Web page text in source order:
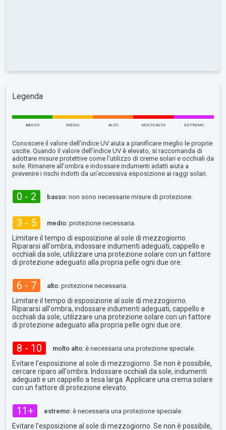
Legenda
BASSO MEDIO ALTO MOLTO ALTO ESTREMO
Conoscere il valore dell'indice UV aiuta a pianificare meglio le proprie
uscite. Quando il valore dell'indice UV è elevato, si raccomanda di
adottare misure protettive come l'utilizzo di creme solari e occhiali da
sole. Rimanere all'ombra e indossare indumenti adatti aiuta a
prevenire i rischi indotti da un’eccessiva esposizione ai raggi solari.
0 - 2 basso: non sono necessarie misure di protezione.
3 - 5 medio: protezione necessaria.
Limitare il tempo di esposizione al sole di mezzogiorno.
Ripararsi all'ombra, indossare indumenti adeguati, cappello e
occhiali da sole, utilizzare una protezione solare con un fattore
di protezione adeguato alla propria pelle ogni due ore.
6 - 7 alto: protezione necessaria.
Limitare il tempo di esposizione al sole di mezzogiorno.
Ripararsi all'ombra, indossare indumenti adeguati, cappello e
occhiali da sole, utilizzare una protezione solare con un fattore
di protezione adeguato alla propria pelle ogni due ore.
8 - 10 molto alto: è necessaria una protezione speciale.
Evitare l'esposizione al sole di mezzogiorno. Se non è possibile,
cercare riparo all'ombra. Indossare occhiali da sole, indumenti
adeguati e un cappello a tesa larga. Applicare una crema solare
con un fattore di protezione elevato.
11+ estremo: è necessaria una protezione speciale.
Evitare l'esposizione al sole di mezzogiorno. Se non è possibile,